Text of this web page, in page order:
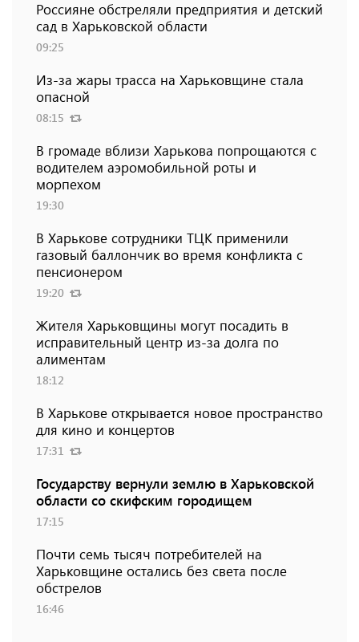
Россияне обстреляли предприятия и детский
сад в Харьковской области
09:25
Из-за жары трасса на Харьковщине стала
опасной
08:15
В громаде вблизи Харькова попрощаются с
водителем аэромобильной роты и
морпехом
19:30
В Харькове сотрудники ТЦК применили
газовый баллончик во время конфликта с
пенсионером
19:20
Жителя Харьковщины могут посадить в
исправительный центр из-за долга по
алиментам
18:12
В Харькове открывается новое пространство
для кино и концертов
17:31
Государству вернули землю в Харьковской
области со скифским городищем
17:15
Почти семь тысяч потребителей на
Харьковщине остались без света после
обстрелов
16:46